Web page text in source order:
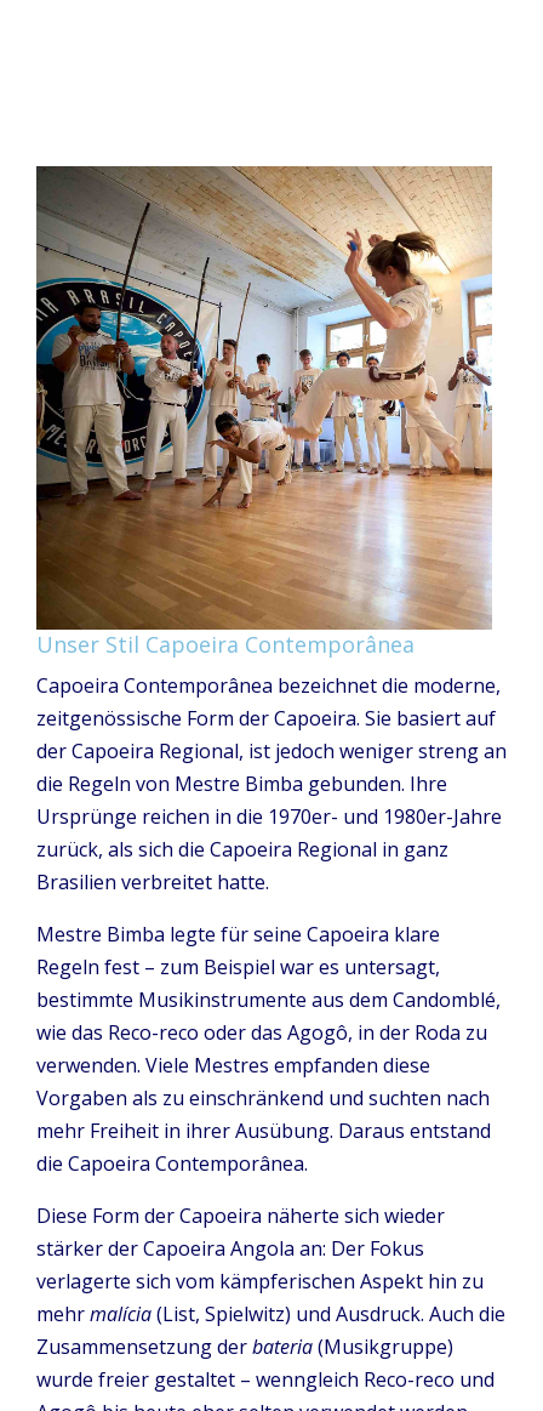
Unser Stil Capoeira Contemporânea
Capoeira Contemporânea bezeichnet die moderne,
zeitgenössische Form der Capoeira. Sie basiert auf
der Capoeira Regional, ist jedoch weniger streng an
die Regeln von Mestre Bimba gebunden. Ihre
Ursprünge reichen in die 1970er- und 1980er-Jahre
zurück, als sich die Capoeira Regional in ganz
Brasilien verbreitet hatte.
Mestre Bimba legte für seine Capoeira klare
Regeln fest – zum Beispiel war es untersagt,
bestimmte Musikinstrumente aus dem Candomblé,
wie das Reco-reco oder das Agogô, in der Roda zu
verwenden. Viele Mestres empfanden diese
Vorgaben als zu einschränkend und suchten nach
mehr Freiheit in ihrer Ausübung. Daraus entstand
die Capoeira Contemporânea.
Diese Form der Capoeira näherte sich wieder
stärker der Capoeira Angola an: Der Fokus
verlagerte sich vom kämpferischen Aspekt hin zu
mehrmalícia(List, Spielwitz) und Ausdruck. Auch die
Zusammensetzung derbateria(Musikgruppe)
wurde freier gestaltet – wenngleich Reco-reco und